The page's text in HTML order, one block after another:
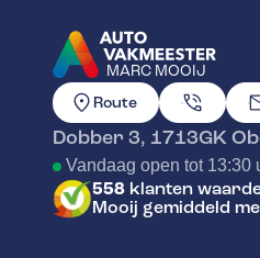
MARC MOOIJ
GA NAAR DE
Route
Dobber 3, 1713GK
Vandaag open tot 13:30
558 klanten
Mooij gemiddeld